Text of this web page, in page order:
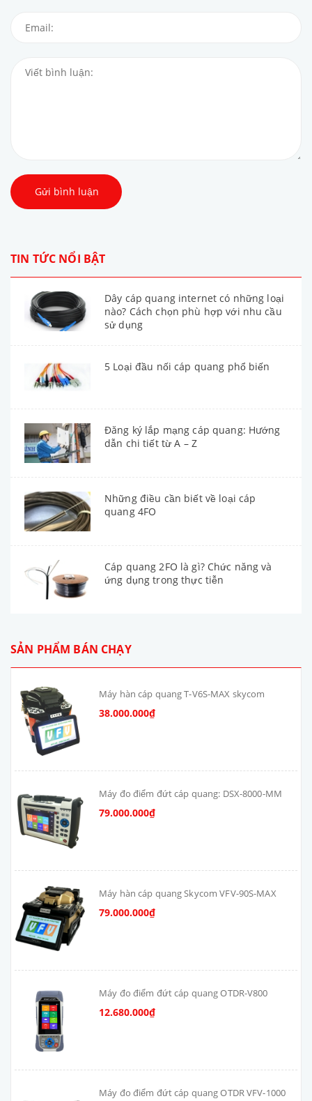
Gửi bình luận
TIN TỨC NỔI BẬT
Dây cáp quang internet có những loại
nào? Cách chọn phù hợp với nhu cầu
sử dụng
5 Loại đầu nối cáp quang phổ biến
Đăng ký lắp mạng cáp quang: Hướng
dẫn chi tiết từ A – Z
Những điều cần biết về loại cáp
quang 4FO
Cáp quang 2FO là gì? Chức năng và
ứng dụng trong thực tiễn
SẢN PHẨM BÁN CHẠY
Máy hàn cáp quang T-V6S-MAX skycom
38.000.000₫
Máy đo điểm đứt cáp quang: DSX-8000-MM
79.000.000₫
Máy hàn cáp quang Skycom VFV-90S-MAX
79.000.000₫
Máy đo điểm đứt cáp quang OTDR-V800
12.680.000₫
Máy đo điểm đứt cáp quang OTDR VFV-1000